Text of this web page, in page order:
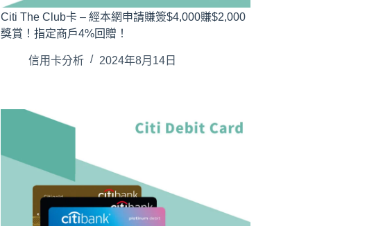
Citi The Club卡 – 經本網申請賺簽$4,000賺$2,000
獎賞！指定商戶4%回贈！
信用卡分析 2024年8月14日